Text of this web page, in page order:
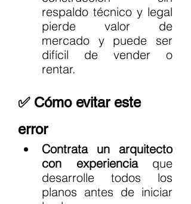
respaldo técnico y legal
pierde valor de
mercado y puede ser
difícil de vender o
rentar.
✅ Cómo evitar este
error
Contrata un arquitecto
con experiencia que
desarrolle todos los
planos antes de iniciar